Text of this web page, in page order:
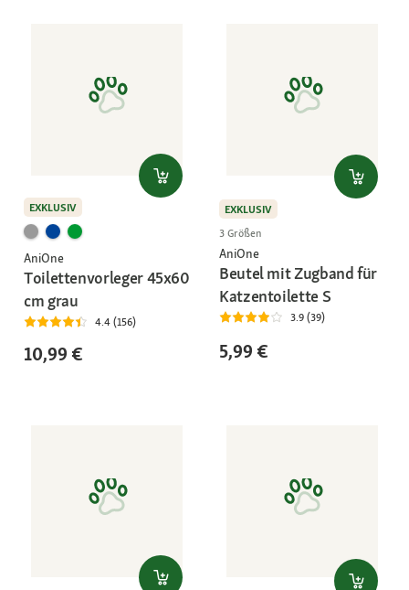
EXKLUSIV
AniOne
Toilettenvorleger 45x60
cm grau
4.4 (156)
10,99 €
EXKLUSIV
3 Größen
AniOne
Beutel mit Zugband für
Katzentoilette S
3.9 (39)
5,99 €